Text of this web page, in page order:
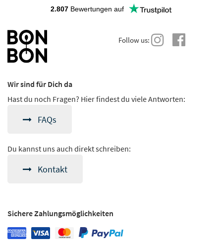
2.807 Bewertungen auf
Follow us:
Wir sind für Dich da
Hast du noch Fragen? Hier findest du viele Antworten:
FAQs
Du kannst uns auch direkt schreiben:
Kontakt
Sichere Zahlungsmöglichkeiten